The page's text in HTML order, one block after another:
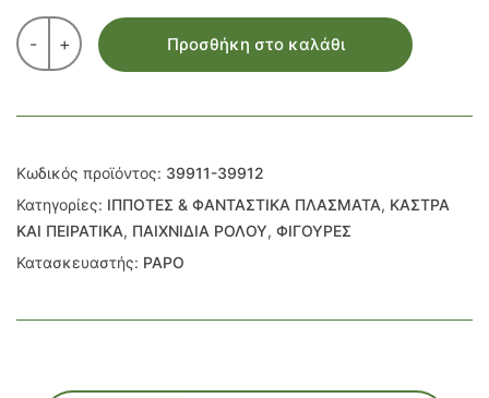
- + Προσθήκη στο καλάθι
Κωδικός προϊόντος: 39911-39912
Κατηγορίες: ΙΠΠΟΤΕΣ & ΦΑΝΤΑΣΤΙΚΑ ΠΛΑΣΜΑΤΑ, ΚΑΣΤΡΑ
ΚΑΙ ΠΕΙΡΑΤΙΚΑ, ΠΑΙΧΝΙΔΙΑ ΡΟΛΟΥ, ΦΙΓΟΥΡΕΣ
Κατασκευαστής: PAPO